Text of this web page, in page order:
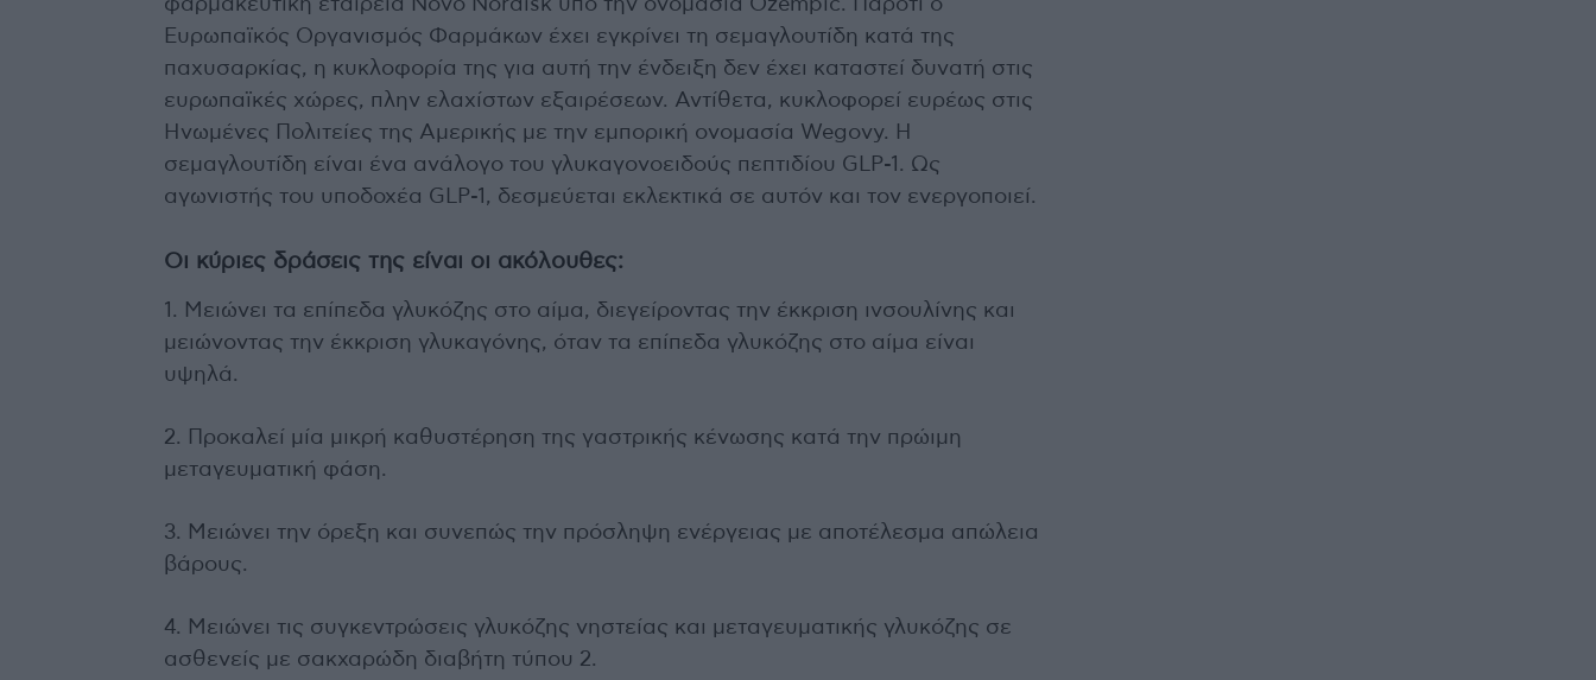
φαρμακευτική εταιρεία Novo Nordisk υπό την ονομασία Ozempic. Παρότι ο
Ευρωπαϊκός Οργανισμός Φαρμάκων έχει εγκρίνει τη σεμαγλουτίδη κατά της
παχυσαρκίας, η κυκλοφορία της για αυτή την ένδειξη δεν έχει καταστεί δυνατή στις
ευρωπαϊκές χώρες, πλην ελαχίστων εξαιρέσεων. Αντίθετα, κυκλοφορεί ευρέως στις
Ηνωμένες Πολιτείες της Αμερικής με την εμπορική ονομασία Wegovy. Η
σεμαγλουτίδη είναι ένα ανάλογο του γλυκαγονοειδούς πεπτιδίου GLP-1. Ως
αγωνιστής του υποδοχέα GLP-1, δεσμεύεται εκλεκτικά σε αυτόν και τον ενεργοποιεί.
Οι κύριες δράσεις της είναι οι ακόλουθες:
1. Μειώνει τα επίπεδα γλυκόζης στο αίμα, διεγείροντας την έκκριση ινσουλίνης και
μειώνοντας την έκκριση γλυκαγόνης, όταν τα επίπεδα γλυκόζης στο αίμα είναι
υψηλά.
2. Προκαλεί μία μικρή καθυστέρηση της γαστρικής κένωσης κατά την πρώιμη
μεταγευματική φάση.
3. Μειώνει την όρεξη και συνεπώς την πρόσληψη ενέργειας με αποτέλεσμα απώλεια
βάρους.
4. Μειώνει τις συγκεντρώσεις γλυκόζης νηστείας και μεταγευματικής γλυκόζης σε
ασθενείς με σακχαρώδη διαβήτη τύπου 2.